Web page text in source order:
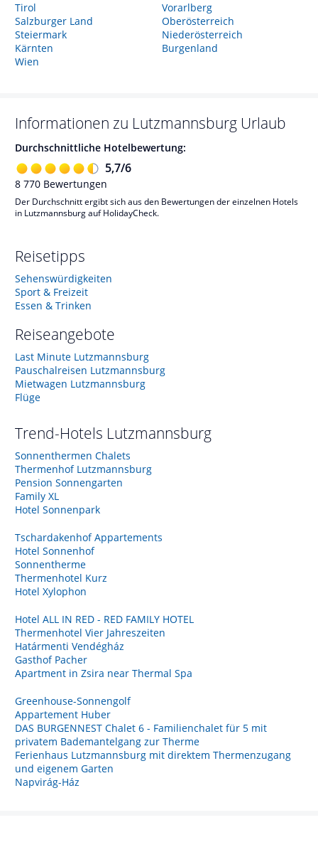
Tirol
Salzburger Land
Steiermark
Kärnten
Wien
Vorarlberg
Oberösterreich
Niederösterreich
Burgenland
Informationen zu Lutzmannsburg Urlaub
Durchschnittliche Hotelbewertung:
5,7/6
8 770 Bewertungen
Der Durchschnitt ergibt sich aus den Bewertungen der einzelnen Hotels
in Lutzmannsburg auf HolidayCheck.
Reisetipps
Sehenswürdigkeiten
Sport & Freizeit
Essen & Trinken
Reiseangebote
Last Minute Lutzmannsburg
Pauschalreisen Lutzmannsburg
Mietwagen Lutzmannsburg
Flüge
Trend-Hotels Lutzmannsburg
Sonnenthermen Chalets
Thermenhof Lutzmannsburg
Pension Sonnengarten
Family XL
Hotel Sonnenpark
Tschardakenhof Appartements
Hotel Sonnenhof
Sonnentherme
Thermenhotel Kurz
Hotel Xylophon
Hotel ALL IN RED - RED FAMILY HOTEL
Thermenhotel Vier Jahreszeiten
Határmenti Vendégház
Gasthof Pacher
Apartment in Zsira near Thermal Spa
Greenhouse-Sonnengolf
Appartement Huber
DAS BURGENNEST Chalet 6 - Familienchalet für 5 mit
privatem Bademantelgang zur Therme
Ferienhaus Lutzmannsburg mit direktem Thermenzugang
und eigenem Garten
Napvirág-Ház